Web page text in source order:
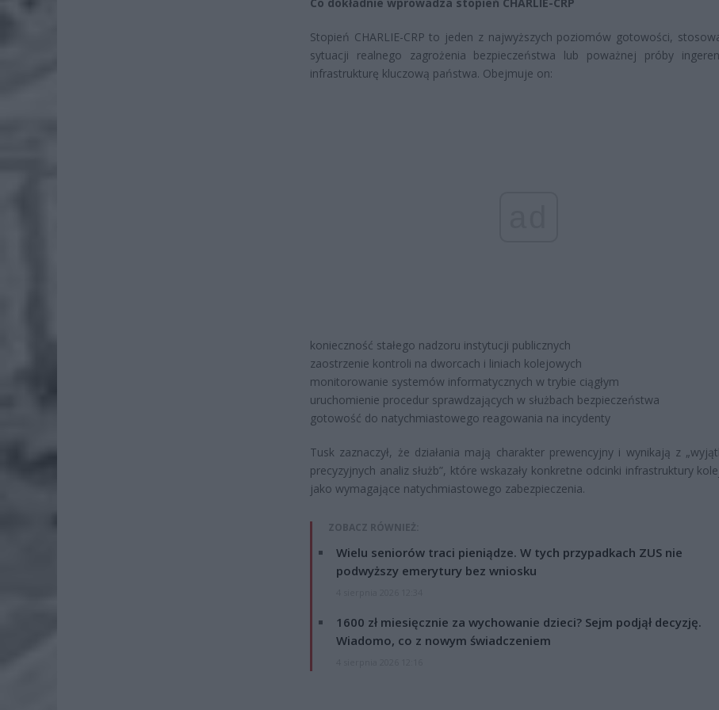
Stopień CHARLIE-CRP to jeden z najwyższych poziomów gotowości,
sytuacji realnego zagrożenia bezpieczeństwa lub poważnej próby
infrastrukturę kluczową państwa. Obejmuje on:
konieczność stałego nadzoru instytucji publicznych
zaostrzenie kontroli na dworcach i liniach kolejowych
monitorowanie systemów informatycznych w trybie ciągłym
uruchomienie procedur sprawdzających w służbach bezpieczeństwa
gotowość do natychmiastowego reagowania na incydenty
Tusk zaznaczył, że działania mają charakter prewencyjny i wynikają z
precyzyjnych analiz służb”, które wskazały konkretne odcinki infrastruktury
jako wymagające natychmiastowego zabezpieczenia.
ZOBACZ RÓWNIEŻ:
Wielu seniorów traci pieniądze. W tych przypadkach ZUS nie
podwyższy emerytury bez wniosku
1600 zł miesięcznie za wychowanie dzieci? Sejm podjął decyzję.
Wiadomo, co z nowym świadczeniem